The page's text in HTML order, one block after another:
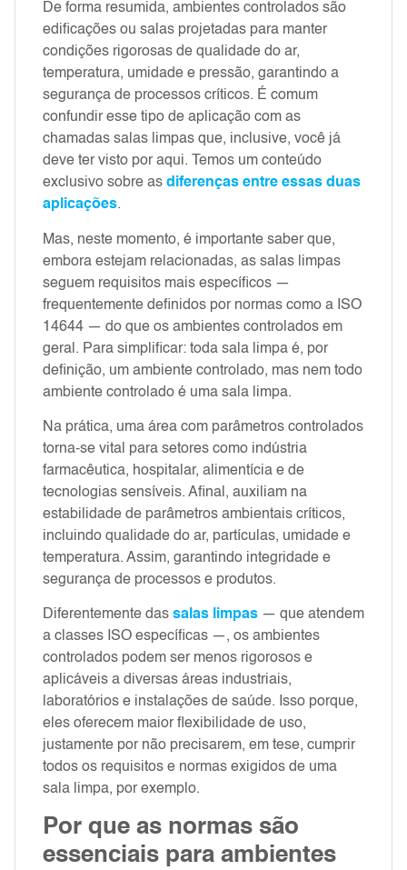
De forma resumida, ambientes controlados são
edificações ou salas projetadas para manter
condições rigorosas de qualidade do ar,
temperatura, umidade e pressão, garantindo a
segurança de processos críticos. É comum
confundir esse tipo de aplicação com as
chamadas salas limpas que, inclusive, você já
deve ter visto por aqui. Temos um conteúdo
exclusivo sobre as diferenças entre essas duas
aplicações.
Mas, neste momento, é importante saber que,
embora estejam relacionadas, as salas limpas
seguem requisitos mais específicos —
frequentemente definidos por normas como a ISO
14644 — do que os ambientes controlados em
geral. Para simplificar: toda sala limpa é, por
definição, um ambiente controlado, mas nem todo
ambiente controlado é uma sala limpa.
Na prática, uma área com parâmetros controlados
torna-se vital para setores como indústria
farmacêutica, hospitalar, alimentícia e de
tecnologias sensíveis. Afinal, auxiliam na
estabilidade de parâmetros ambientais críticos,
incluindo qualidade do ar, partículas, umidade e
temperatura. Assim, garantindo integridade e
segurança de processos e produtos.
Diferentemente das salas limpas — que atendem
a classes ISO específicas —, os ambientes
controlados podem ser menos rigorosos e
aplicáveis a diversas áreas industriais,
laboratórios e instalações de saúde. Isso porque,
eles oferecem maior flexibilidade de uso,
justamente por não precisarem, em tese, cumprir
todos os requisitos e normas exigidos de uma
sala limpa, por exemplo.
Por que as normas são
essenciais para ambientes